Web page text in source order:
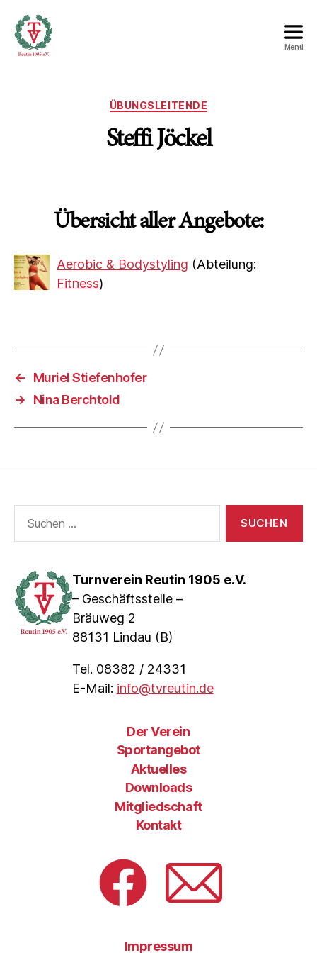
Menü
ÜBUNGSLEITENDE
Steffi Jöckel
Übersicht aller Angebote:
Aerobic & Bodystyling (Abteilung:
Fitness)
←
Muriel Stiefenhofer
→
Nina Berchtold
Turnverein Reutin 1905 e.V.
– Geschäftsstelle –
Bräuweg 2
88131 Lindau (B)
Tel. 08382 / 24331
E-Mail: info@tvreutin.de
nach:
Der Verein
Sportangebot
Aktuelles
Downloads
Mitgliedschaft
Kontakt
Facebook
E-
Impressum